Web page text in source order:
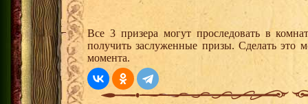
Все 3 призера могут проследовать в
получить заслуженные призы. Сделать это
момента.